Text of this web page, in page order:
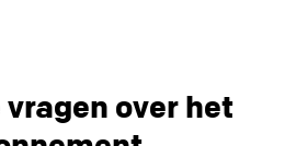
over het